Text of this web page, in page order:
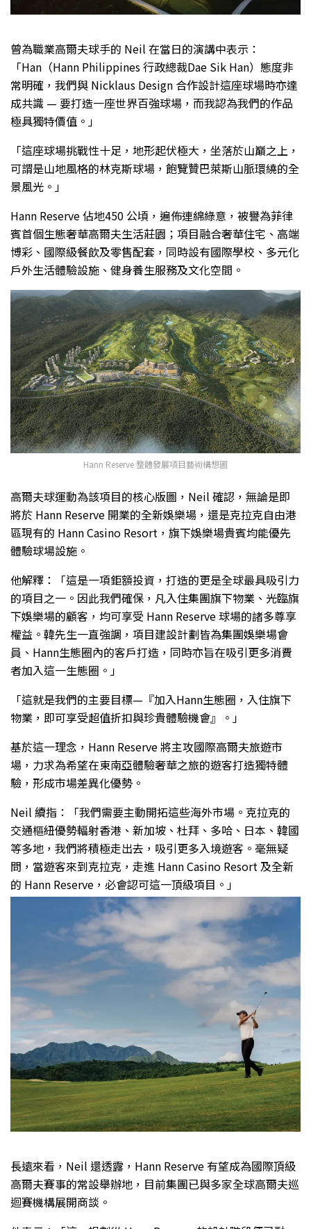
曾為職業高爾夫球手的 Neil 在當日的演講中表示：
「Han（Hann Philippines 行政總裁Dae Sik Han）態度非
常明確，我們與 Nicklaus Design 合作設計這座球場時亦達
成共識 — 要打造一座世界百強球場，而我認為我們的作品
極具獨特價值。」
「這座球場挑戰性十足，地形起伏極大，坐落於山巔之上，
可謂是山地風格的林克斯球場，飽覽贊巴萊斯山脈環繞的全
景風光。」
Hann Reserve 佔地450 公頃，遍佈連綿綠意，被譽為菲律
賓首個生態奢華高爾夫生活莊園；項目融合奢華住宅、高端
博彩、國際級餐飲及零售配套，同時設有國際學校、多元化
戶外生活體驗設施、健身養生服務及文化空間。
Hann Reserve 整體發展項目藝術構想圖
高爾夫球運動為該項目的核心版圖，Neil 確認，無論是即
將於 Hann Reserve 開業的全新娛樂場，還是克拉克自由港
區現有的 Hann Casino Resort，旗下娛樂場貴賓均能優先
體驗球場設施。
他解釋：「這是一項鉅額投資，打造的更是全球最具吸引力
的項目之一。因此我們確保，凡入住集團旗下物業、光臨旗
下娛樂場的顧客，均可享受 Hann Reserve 球場的諸多尊享
權益。韓先生一直強調，項目建設計劃皆為集團娛樂場會
員、Hann生態圈內的客戶打造，同時亦旨在吸引更多消費
者加入這一生態圈。」
「這就是我們的主要目標—『加入Hann生態圈，入住旗下
物業，即可享受超值折扣與珍貴體驗機會』。」
基於這一理念，Hann Reserve 將主攻國際高爾夫旅遊市
場，力求為希望在東南亞體驗奢華之旅的遊客打造獨特體
驗，形成市場差異化優勢。
Neil 續指：「我們需要主動開拓這些海外市場。克拉克的
交通樞紐優勢輻射香港、新加坡、杜拜、多哈、日本、韓國
等多地，我們將積極走出去，吸引更多入境遊客。毫無疑
問，當遊客來到克拉克，走進 Hann Casino Resort 及全新
的 Hann Reserve，必會認可這一頂級項目。」
長遠來看，Neil 還透露，Hann Reserve 有望成為國際頂級
高爾夫賽事的常設舉辦地，目前集團已與多家全球高爾夫巡
迴賽機構展開商談。